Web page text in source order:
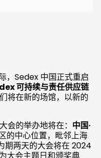
，Sedex 中国正式重启
可持续与责任供应链
将在新的场馆，以新的
会的举办地将在： 中国·
的中心位置，毗邻上海
期两天的大会将在 2024